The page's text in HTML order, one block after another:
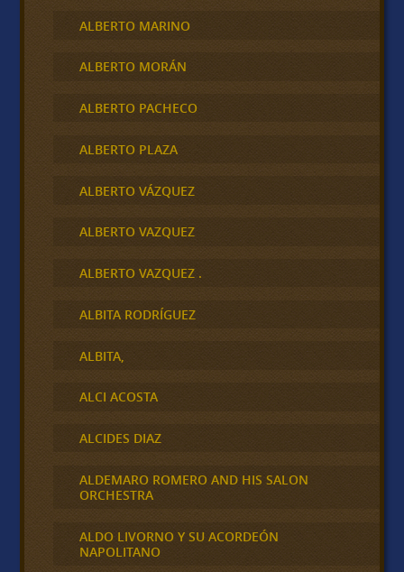
ALBERTO MARINO
ALBERTO MORÁN
ALBERTO PACHECO
ALBERTO PLAZA
ALBERTO VÁZQUEZ
ALBERTO VAZQUEZ
ALBERTO VAZQUEZ .
ALBITA RODRÍGUEZ
ALBITA,
ALCI ACOSTA
ALCIDES DIAZ
ALDEMARO ROMERO AND HIS SALON
ORCHESTRA
ALDO LIVORNO Y SU ACORDEÓN
NAPOLITANO